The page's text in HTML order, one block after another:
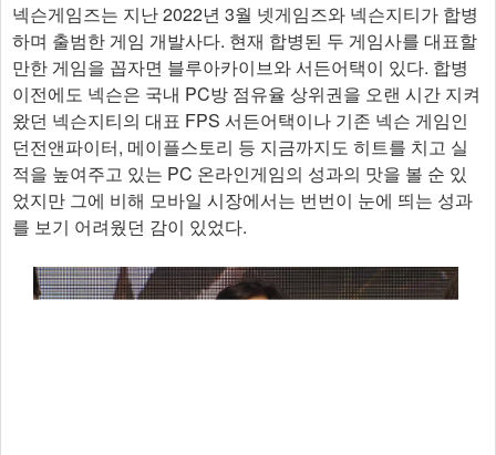
넥슨게임즈는 지난 2022년 3월 넷게임즈와 넥슨지티가 합병
하며 출범한 게임 개발사다. 현재 합병된 두 게임사를 대표할
만한 게임을 꼽자면 블루아카이브와 서든어택이 있다. 합병
이전에도 넥슨은 국내 PC방 점유율 상위권을 오랜 시간 지켜
왔던 넥슨지티의 대표 FPS 서든어택이나 기존 넥슨 게임인
던전앤파이터, 메이플스토리 등 지금까지도 히트를 치고 실
적을 높여주고 있는 PC 온라인게임의 성과의 맛을 볼 순 있
었지만 그에 비해 모바일 시장에서는 번번이 눈에 띄는 성과
를 보기 어려웠던 감이 있었다.